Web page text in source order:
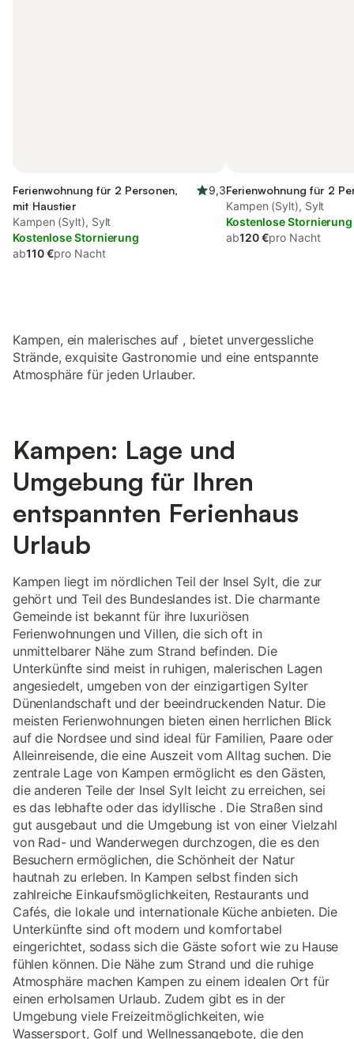
Ferienwohnung für 2 Personen,
mit Haustier
9,3
Kampen (Sylt), Sylt
Kostenlose Stornierung
ab110 €pro Nacht
Ferienwohnung für 2
Kampen (Sylt), Sylt
Kostenlose Stornierung
ab120 €pro Nacht
Kampen, ein malerisches auf , bietet unvergessliche
Strände, exquisite Gastronomie und eine entspannte
Atmosphäre für jeden Urlauber.
Kampen: Lage und
Umgebung für Ihren
entspannten Ferienhaus
Urlaub
Kampen liegt im nördlichen Teil der Insel Sylt, die zur
gehört und Teil des Bundeslandes ist. Die charmante
Gemeinde ist bekannt für ihre luxuriösen
Ferienwohnungen und Villen, die sich oft in
unmittelbarer Nähe zum Strand befinden. Die
Unterkünfte sind meist in ruhigen, malerischen Lagen
angesiedelt, umgeben von der einzigartigen Sylter
Dünenlandschaft und der beeindruckenden Natur. Die
meisten Ferienwohnungen bieten einen herrlichen Blick
auf die Nordsee und sind ideal für Familien, Paare oder
Alleinreisende, die eine Auszeit vom Alltag suchen. Die
zentrale Lage von Kampen ermöglicht es den Gästen,
die anderen Teile der Insel Sylt leicht zu erreichen, sei
es das lebhafte oder das idyllische . Die Straßen sind
gut ausgebaut und die Umgebung ist von einer Vielzahl
von Rad- und Wanderwegen durchzogen, die es den
Besuchern ermöglichen, die Schönheit der Natur
hautnah zu erleben. In Kampen selbst finden sich
zahlreiche Einkaufsmöglichkeiten, Restaurants und
Cafés, die lokale und internationale Küche anbieten. Die
Unterkünfte sind oft modern und komfortabel
eingerichtet, sodass sich die Gäste sofort wie zu Hause
fühlen können. Die Nähe zum Strand und die ruhige
Atmosphäre machen Kampen zu einem idealen Ort für
einen erholsamen Urlaub. Zudem gibt es in der
Umgebung viele Freizeitmöglichkeiten, wie
Wassersport, Golf und Wellnessangebote, die den